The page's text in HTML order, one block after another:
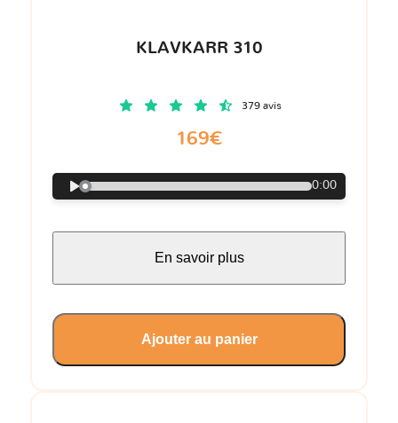
KLAVKARR 310
379 avis
169€
0:00
En savoir plus
Ajouter au panier